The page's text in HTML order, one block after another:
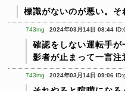
標識がないのが悪い。そ
743mg 2024年03月14日 08:44
確認をしない運転手
影者が止まって一言注
743mg 2024年03月14日 09:06